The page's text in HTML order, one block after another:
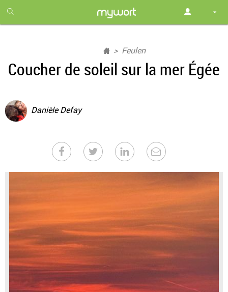
month
free
Feulen
Coucher de soleil sur la mer Égée
Danièle Defay